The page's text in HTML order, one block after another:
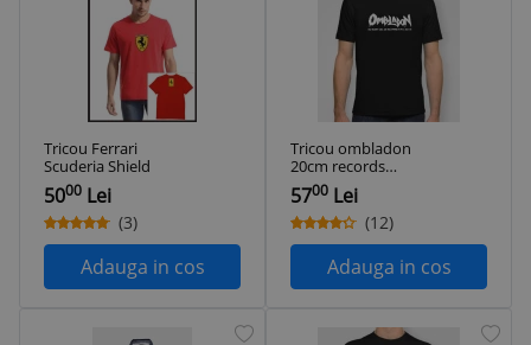
Tricou Ferrari
Scuderia Shield
5000 Lei
(3)
Adauga in cos
Tricou ombladon
20cm records
parazitii
5700 Lei
(12)
Adauga in cos